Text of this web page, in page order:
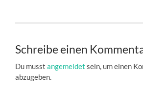
Schreibe einen
Du musstangemeldet sein, um einen
abzugeben.